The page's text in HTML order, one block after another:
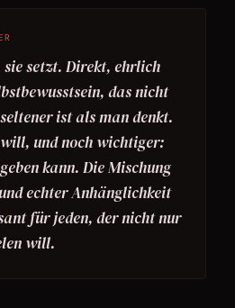
setzt. Direkt, ehrlich
das nicht
ist als man denkt.
und noch wichtiger:
kann. Die Mischung
echter Anhänglichkeit
für jeden, der nicht nur
will.